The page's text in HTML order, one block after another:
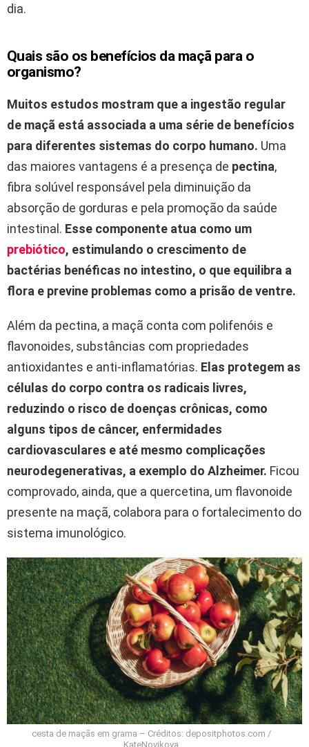
dia.
Quais são os benefícios da maçã para o
organismo?
Muitos estudos mostram que a ingestão regular
de maçã está associada a uma série de benefícios
para diferentes sistemas do corpo humano. Uma
das maiores vantagens é a presença de pectina,
fibra solúvel responsável pela diminuição da
absorção de gorduras e pela promoção da saúde
intestinal. Esse componente atua como um
prebiótico, estimulando o crescimento de
bactérias benéficas no intestino, o que equilibra a
flora e previne problemas como a prisão de ventre.
Além da pectina, a maçã conta com polifenóis e
flavonoides, substâncias com propriedades
antioxidantes e anti-inflamatórias. Elas protegem as
células do corpo contra os radicais livres,
reduzindo o risco de doenças crônicas, como
alguns tipos de câncer, enfermidades
cardiovasculares e até mesmo complicações
neurodegenerativas, a exemplo do Alzheimer. Ficou
comprovado, ainda, que a quercetina, um flavonoide
presente na maçã, colabora para o fortalecimento do
sistema imunológico.
cesta de maçãs em grama – Créditos: depositphotos.com /
KateNovikova